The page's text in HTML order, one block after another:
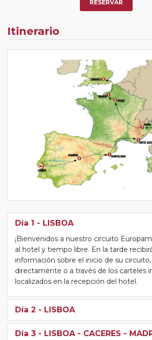
RESERVAR
Itinerario
Día 1 - LISBOA
¡Bienvenidos a nuestro circuito
al hotel y tiempo libre. En la tarde
información sobre el inicio de su circuito,
directamente o a través de los carteles
localizados en la recepción del hotel.
Día 2 - LISBOA
Día 3 - LISBOA - CACERES -